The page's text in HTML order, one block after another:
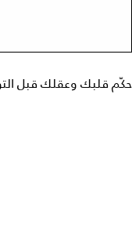
حكّم قلبك وعقلك قبل